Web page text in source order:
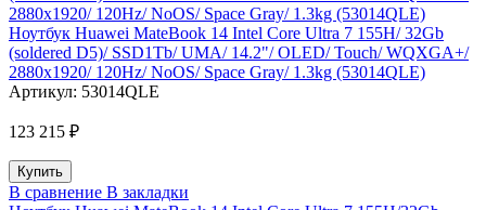
Ноутбук Huawei MateBook 14 Intel Core Ultra 7 155H/ 32Gb
(soldered D5)/ SSD1Tb/ UMA/ 14.2"/ OLED/ Touch/ WQXGA+/
2880x1920/ 120Hz/ NoOS/ Space Gray/ 1.3kg (53014QLE)
Артикул: 53014QLE
123 215 ₽
В сравнение В закладки